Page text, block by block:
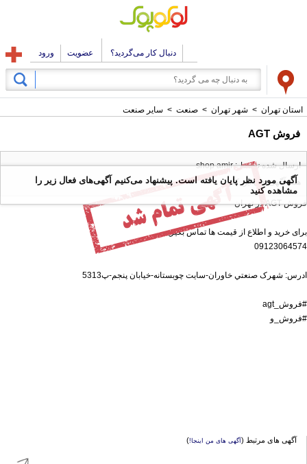
دنبال کار می‌گردید؟ عضویت ورود
استان تهران > شهر تهران > صنعت > سایر صنعت
فروش AGT
ارسال شده توسط : shop amir
همه آگهی های این کاربر
فروش AGT در تهران
برای خرید و اطلاع از قیمت ها تماس بگیرید
09123064574
ادرس: شهرک صنعتي خاوران-سايت چوبستانه-خیابان پنجم-پ5313
#فروش_agt
#فروش_و
آگهی مورد نظر پایان یافته است. پیشنهاد می‌کنیم آگهی‌های فعال زیر را
مشاهده کنید
آگهی های مرتبط (آگهی های من اینجا!)